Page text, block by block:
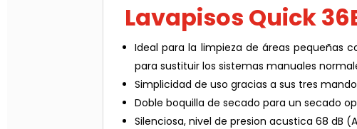
Lavapisos Quick
Ideal para la limpieza de áreas pequeñas
para sustituir los sistemas manuales
Simplicidad de uso gracias a sus tres
Doble boquilla de secado para un secado
Silenciosa, nivel de presion acustica 68 dB